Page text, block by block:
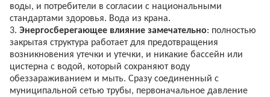
воды, и потребители в согласии с национальными
стандартами здоровья. Вода из крана.
3. Энергосберегающее влияние замечательно: полностью
закрытая структура работает для предотвращения
возникновения утечки и утечки, и никакие бассейн или
цистерна с водой, который сохраняют воду
обеззараживанием и мыть. Сразу соединенный с
муниципальной сетью трубы, первоначальное давление